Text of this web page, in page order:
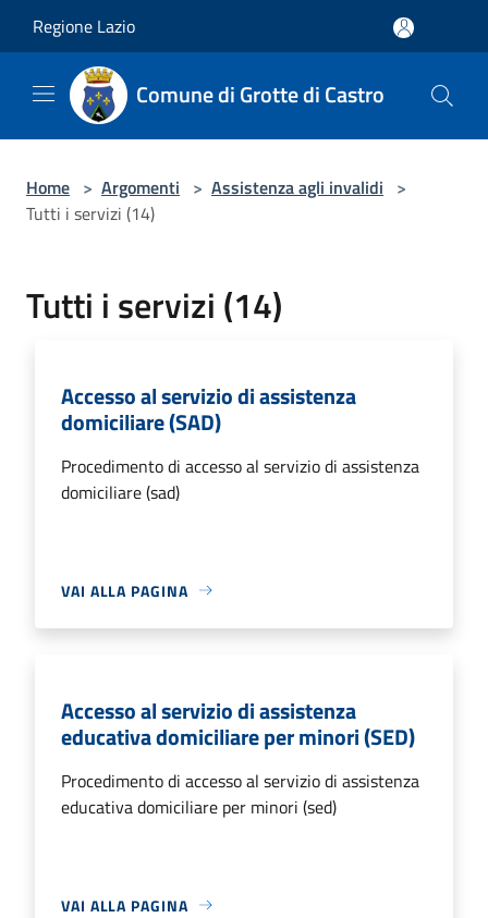
Regione Lazio
Comune di Grotte di Castro
Home > Argomenti > Assistenza agli invalidi >
Tutti i servizi (14)
Tutti i servizi (14)
Accesso al servizio di assistenza
domiciliare (SAD)
Procedimento di accesso al servizio di assistenza
domiciliare (sad)
VAI ALLA PAGINA
Accesso al servizio di assistenza
educativa domiciliare per minori (SED)
Procedimento di accesso al servizio di assistenza
educativa domiciliare per minori (sed)
VAI ALLA PAGINA